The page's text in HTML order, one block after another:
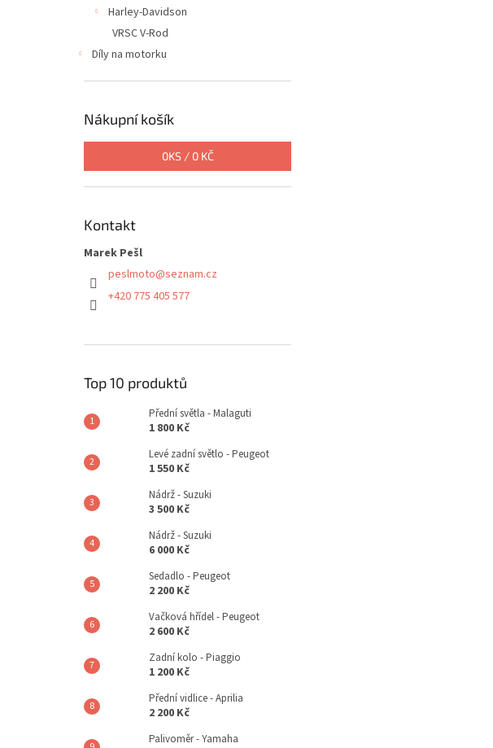
Harley-Davidson
VRSC V-Rod
Díly na motorku
Nákupní košík
0KS / 0 KČ
Kontakt
Marek Pešl
peslmoto@seznam.cz
+420 775 405 577
Top 10 produktů
Přední světla - Malaguti
1 800 Kč
Levé zadní světlo - Peugeot
1 550 Kč
Nádrž - Suzuki
3 500 Kč
Nádrž - Suzuki
6 000 Kč
Sedadlo - Peugeot
2 200 Kč
Vačková hřídel - Peugeot
2 600 Kč
Zadní kolo - Piaggio
1 200 Kč
Přední vidlice - Aprilia
2 200 Kč
Palivoměr - Yamaha